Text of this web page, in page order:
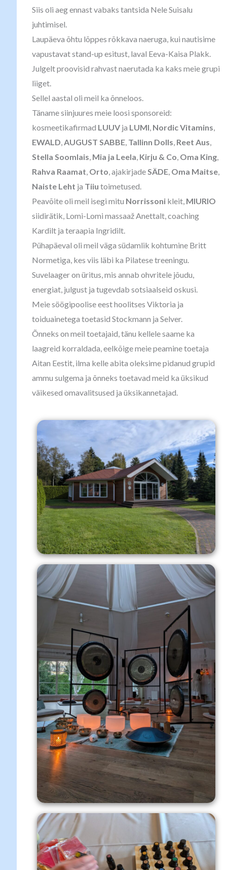
Siis oli aeg ennast vabaks tantsida Nele Suisalu
juhtimisel.
Laupäeva õhtu lõppes rõkkava naeruga, kui nautisime
vapustavat stand-up esitust, laval Eeva-Kaisa Plakk.
Julgelt proovisid rahvast naerutada ka kaks meie grupi
liiget.
Sellel aastal oli meil ka õnneloos.
Täname siinjuures meie loosi sponsoreid:
kosmeetikafirmad LUUVja LUMI, Nordic Vitamins,
EWALD,AUGUST SABBE, Tallinn Dolls, Reet Aus,
Stella Soomlais, Mia ja Leela, Kirju & Co, Oma King,
Rahva Raamat, Orto, ajakirjadeSÄDE, Oma Maitse,
Naiste Leht ja Tiiu toimetused.
Peavõite oli meil isegi mitu Norrissonikleit, MIURIO
siidirätik, Lomi-Lomi massaaž Anettalt, coaching
Kardilt ja teraapia Ingridilt.
Pühapäeval oli meil väga südamlik kohtumine Britt
Normetiga, kes viis läbi ka Pilatese treeningu.
Suvelaager on üritus, mis annab ohvritele jõudu,
energiat, julgust ja tugevdab sotsiaalseid oskusi.
Meie söögipoolise eest hoolitses Viktoria ja
toiduainetega toetasid Stockmann ja Selver.
Õnneks on meil toetajaid, tänu kellele saame ka
laagreid korraldada, eelkõige meie peamine toetaja
Aitan Eestit, ilma kelle abita oleksime pidanud grupid
ammu sulgema ja õnneks toetavad meid ka üksikud
väikesed omavalitsused ja üksikannetajad.